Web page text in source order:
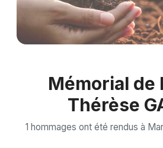
Mémorial de
Thérèse
1 hommages ont été rendus à